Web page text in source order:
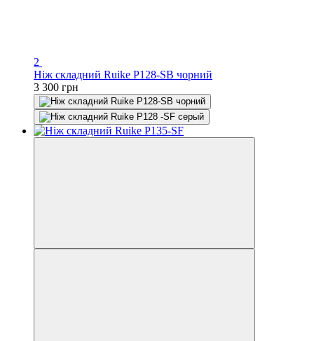
2
Ніж складний Ruike P128-SB чорний
3 300 грн